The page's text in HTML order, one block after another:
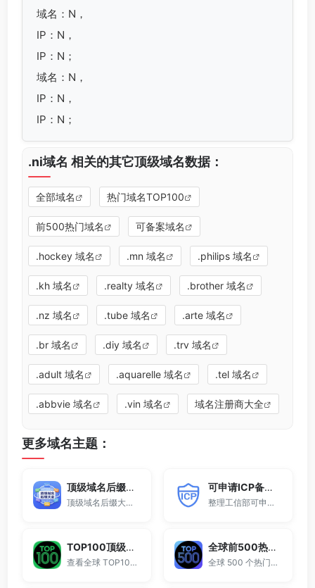
域名：N，
IP：N，
IP：N；
域名：N，
IP：N，
IP：N；
.ni域名 相关的其它顶级域名数据：
全部域名 热门域名TOP100
前500热门域名 可备案域名
.hockey 域名 .mn 域名 .philips 域名
.kh 域名 .realty 域名 .brother 域名
.nz 域名 .tube 域名 .arte 域名
.br 域名 .diy 域名 .trv 域名
.adult 域名 .aquarelle 域名 .tel 域名
.abbvie 域名 .vin 域名 域名注册商大全
更多域名主题：
顶级域名后缀大全
顶级域名后缀大全收录全球已开放注册的所有TLD后缀，包括gTLD、ccTLD、品牌域名后缀等。
可申请ICP备案域名后缀大全
整理工信部可申请ICP网站备案的域名后缀大全。
TOP100顶级域名后缀排名榜
查看全球 TOP100 域名后缀。
全球前500热门域名后缀排行
全球 500 个热门域名后缀排名，展示注册量排行、是否可备案、适用范围与用途简介，帮助企业与个人在 2025 年快速选择合适的顶级域名。